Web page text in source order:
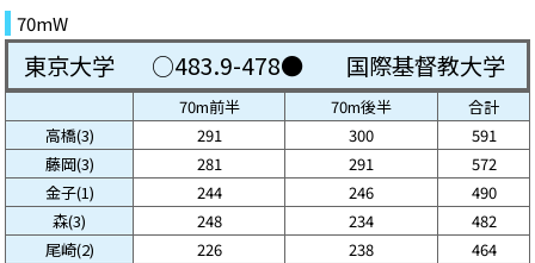
70mW
東京大学 ○483.9-478● 国際基督教大学
70m前半 70m後半
合計
高橋(3)
291 300
591
藤岡(3)
281 291
572
金子(1)
244 246
490
森(3)
248 234
482
尾崎(2)
226 238
464